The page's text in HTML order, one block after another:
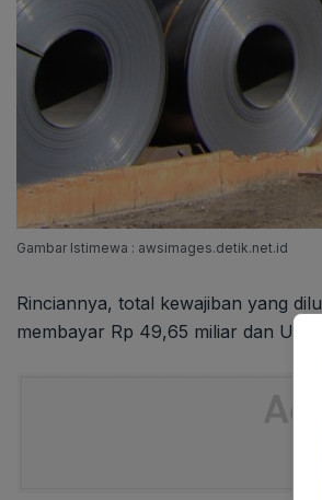
Gambar Istimewa : awsimages.detik.net.id
Rinciannya, total kewajiban yang
membayar Rp 49,65 miliar dan US$